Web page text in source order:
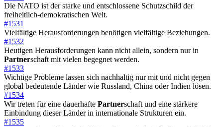
Die NATO ist der starke und entschlossene Schutzschild der
freiheitlich-demokratischen Welt.
#1531
Vielfältige Herausforderungen benötigen vielfältige Beziehungen.
#1532
Heutigen Herausforderungen kann nicht allein, sondern nur in
Partnerschaft mit vielen begegnet werden.
#1533
Wichtige Probleme lassen sich nachhaltig nur mit und nicht gegen
global bedeutende Länder wie Russland, China oder Indien lösen.
#1534
Wir treten für eine dauerhafte Partnerschaft und eine stärkere
Einbindung dieser Länder in internationale Strukturen ein.
#1535